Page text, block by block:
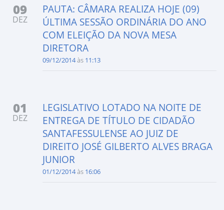
09
DEZ
PAUTA: CÂMARA REALIZA HOJE (09)
ÚLTIMA SESSÃO ORDINÁRIA DO ANO
COM ELEIÇÃO DA NOVA MESA
DIRETORA
09/12/2014às 11:13
01
DEZ
LEGISLATIVO LOTADO NA NOITE DE
ENTREGA DE TÍTULO DE CIDADÃO
SANTAFESSULENSE AO JUIZ DE
DIREITO JOSÉ GILBERTO ALVES BRAGA
JUNIOR
01/12/2014às 16:06